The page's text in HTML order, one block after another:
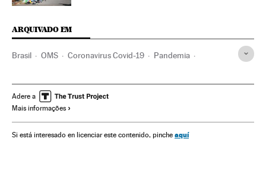
ARQUIVADO EM
Brasil OMS Coronavirus Covid-19 Pandemia
Ministério Saúde Jair Bolsonaro
Adere a
Mais informações
Si está interesado en licenciar este contenido, pinche aquí